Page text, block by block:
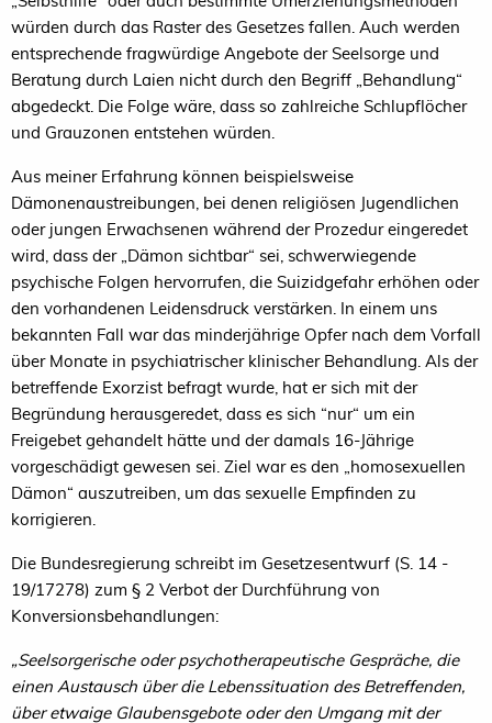
würden durch das Raster des Gesetzes fallen. Auch werden
entsprechende fragwürdige Angebote der Seelsorge und
Beratung durch Laien nicht durch den Begriff „Behandlung“
abgedeckt. Die Folge wäre, dass so zahlreiche Schlupflöcher
und Grauzonen entstehen würden.
Aus meiner Erfahrung können beispielsweise
Dämonenaustreibungen, bei denen religiösen Jugendlichen
oder jungen Erwachsenen während der Prozedur eingeredet
wird, dass der „Dämon sichtbar“ sei, schwerwiegende
psychische Folgen hervorrufen, die Suizidgefahr erhöhen oder
den vorhandenen Leidensdruck verstärken. In einem uns
bekannten Fall war das minderjährige Opfer nach dem Vorfall
über Monate in psychiatrischer klinischer Behandlung. Als der
betreffende Exorzist befragt wurde, hat er sich mit der
Begründung herausgeredet, dass es sich “nur“ um ein
Freigebet gehandelt hätte und der damals 16-Jährige
vorgeschädigt gewesen sei. Ziel war es den „homosexuellen
Dämon“ auszutreiben, um das sexuelle Empfinden zu
korrigieren.
Die Bundesregierung schreibt im Gesetzesentwurf (S. 14 -
19/17278) zum § 2 Verbot der Durchführung von
Konversionsbehandlungen:
„Seelsorgerische oder psychotherapeutische Gespräche, die
einen Austausch über die Lebenssituation des Betreffenden,
über etwaige Glaubensgebote oder den Umgang mit der